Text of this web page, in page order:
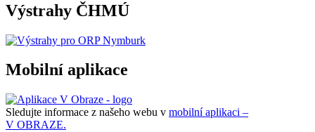
Výstrahy ČHMÚ
Mobilní aplikace
Sledujte informace z našeho webu v mobilní aplikaci –
V OBRAZE.